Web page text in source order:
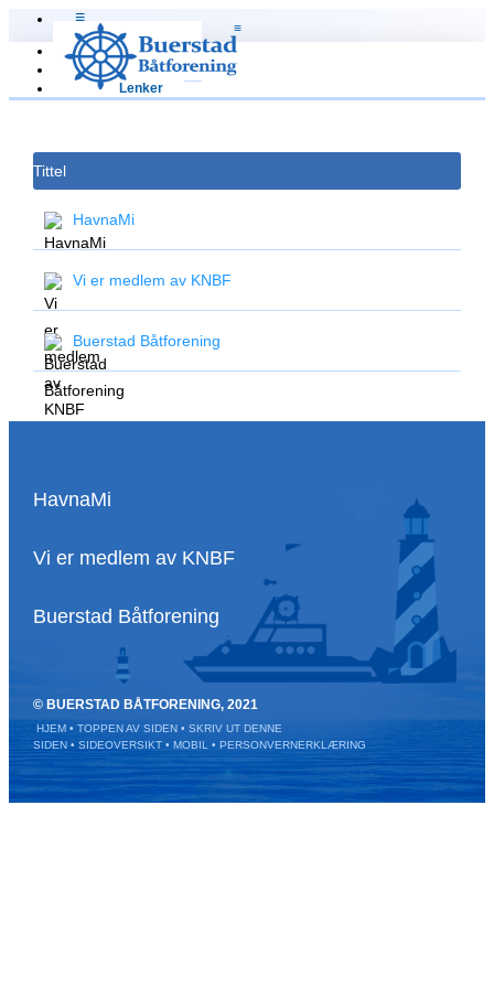
≡
≡
Hjem
Om oss
Lenker
Tittel
HavnaMi
Vi er medlem av KNBF
Buerstad Båtforening
HavnaMi
Vi er medlem av KNBF
Buerstad Båtforening
© BUERSTAD BÅTFORENING, 2021
HJEM• TOPPEN AV SIDEN• SKRIV UT DENNE
SIDEN• SIDEOVERSIKT• MOBIL • PERSONVERNERKLÆRING